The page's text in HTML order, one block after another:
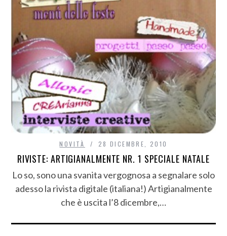
NOVITÀ 28 DICEMBRE, 2010
RIVISTE: ARTIGIANALMENTE NR. 1 SPECIALE NATALE
Lo so, sono una svanita vergognosa a segnalare solo
adesso la rivista digitale (italiana!) Artigianalmente
che è uscita l’8 dicembre,…